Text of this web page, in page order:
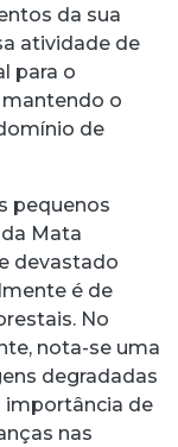
da sua
atividade de
para o
o
de
pequenos
Mata
devastado
é de
No
nota-se uma
degradadas
importância de
nas